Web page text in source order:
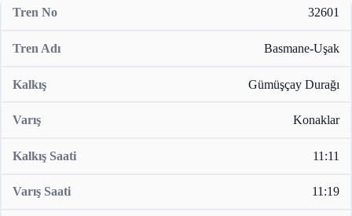
32601
Basmane-Uşak
Gümüşçay Durağı
Konaklar
11:11
11:19